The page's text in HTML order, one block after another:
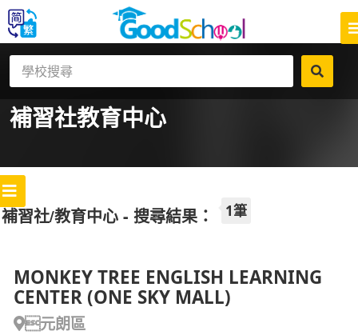
補習社教育中心
補習社/教育中心 - 搜尋結果： 1筆
MONKEY TREE ENGLISH LEARNING
CENTER (ONE SKY MALL)
元朗區